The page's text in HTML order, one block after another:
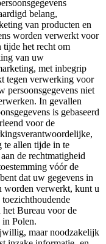
belang,
van producten en
worden verwerkt voor
tijde het recht om
van uw
met inbegrip
tegen verwerking voor
persoonsgegevens niet
In gevallen
is gebaseerd
voor de
te allen tijde in te
de rechtmatigheid
vóór de
dat uw gegevens in
worden verwerkt, kunt u
Bureau voor de
in Polen.
maar noodzakelijk